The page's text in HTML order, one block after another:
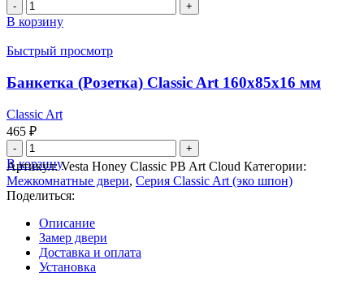
Количество
товара
Капитель
(Корона)
Classic
1200x80x(7x35)
В корзину
Быстрый просмотр
Банкетка (Розетка) Classic Art 160x85x16 мм
Classic Art
465 ₽
Количество
товара
Банкетка
(Розетка)
Classic
Art
160x85x16
мм
В корзину
Артикул:Vesta Honey Classic PB Art Cloud Категории:
Межкомнатные двери, Серия Classic Art (эко шпон)
Поделиться:
Описание
Замер двери
Доставка и оплата
Установка